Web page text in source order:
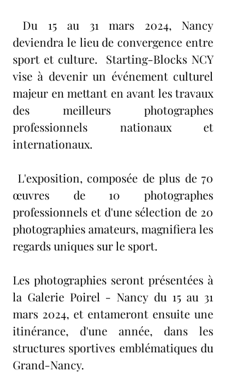
Du 15 au 31 mars 2024, Nancy
deviendra le lieu de convergence entre
sport et culture.  Starting-Blocks NCY
vise à devenir un événement culturel
majeur en mettant en avant les travaux
des meilleurs photographes
professionnels nationaux et
internationaux.
œuvres de 10 photographes
professionnels et d'une sélection de 20
photographies amateurs, magnifiera les
regards uniques sur le sport.
Les photographies seront présentées à
la Galerie Poirel - Nancy du 15 au 31
mars 2024, et entameront ensuite une
itinérance, d'une année, dans les
structures sportives emblématiques du
Grand-Nancy.